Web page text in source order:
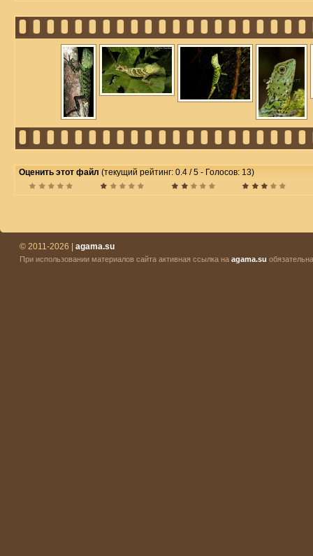
Оценить этот файл (текущий рейтинг: 0.4 / 5 - Голосов: 13)
© 2011-2026 | agama.su
При использовании материалов сайта активная ссылка на agama.su